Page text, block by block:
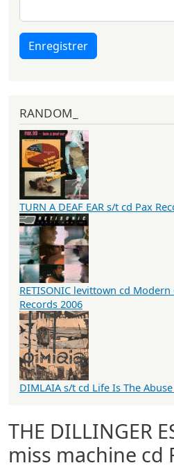
THE DILLINGER
miss machine cd
Enregistrer
RANDOM_
TURN A DEAF EAR s/t cd Pax
RETISONIC levittown cd
Records 2006
DIMLAIA s/t cd Life Is The